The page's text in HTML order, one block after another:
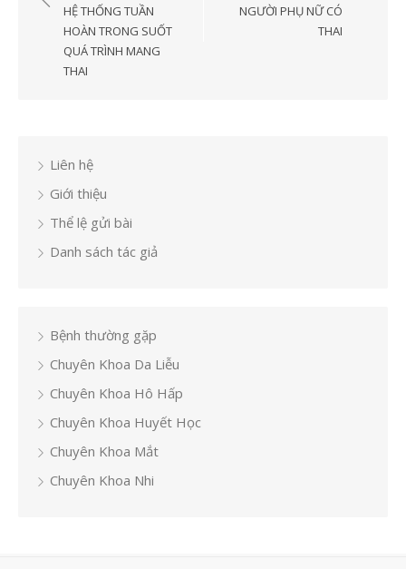
bài
viết
HỆ THỐNG TUẦN
HOÀN TRONG SUỐT
QUÁ TRÌNH MANG
THAI
NGƯỜI PHỤ NỮ CÓ
THAI
Liên hệ
Giới thiệu
Thể lệ gửi bài
Danh sách tác giả
Bệnh thường gặp
Chuyên Khoa Da Liễu
Chuyên Khoa Hô Hấp
Chuyên Khoa Huyết Học
Chuyên Khoa Mắt
Chuyên Khoa Nhi